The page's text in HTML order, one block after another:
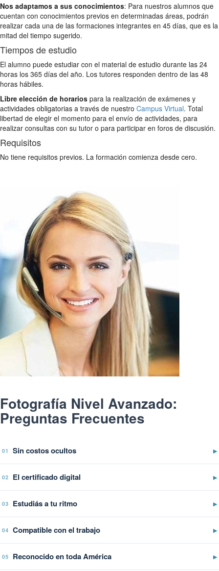
Nos adaptamos a sus conocimientos: Para nuestros alumnos que
cuentan con conocimientos previos en determinadas áreas, podrán
realizar cada una de las formaciones integrantes en 45 días, que es la
mitad del tiempo sugerido.
Tiempos de estudio
El alumno puede estudiar con el material de estudio durante las 24
horas los 365 días del año. Los tutores responden dentro de las 48
horas hábiles.
Libre elección de horarios para la realización de exámenes y
actividades obligatorias a través de nuestro Campus Virtual. Total
libertad de elegir el momento para el envío de actividades, para
realizar consultas con su tutor o para participar en foros de discusión.
Requisitos
No tiene requisitos previos. La formación comienza desde cero.
Fotografía Nivel Avanzado:
Preguntas Frecuentes
01 Sin costos ocultos ▶
02 El certificado digital ▶
03 Estudiás a tu ritmo ▶
04 Compatible con el trabajo ▶
05 Reconocido en toda América ▶